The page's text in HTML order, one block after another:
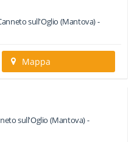
sull'Oglio (Mantova) -
Mappa
sull'Oglio (Mantova) -